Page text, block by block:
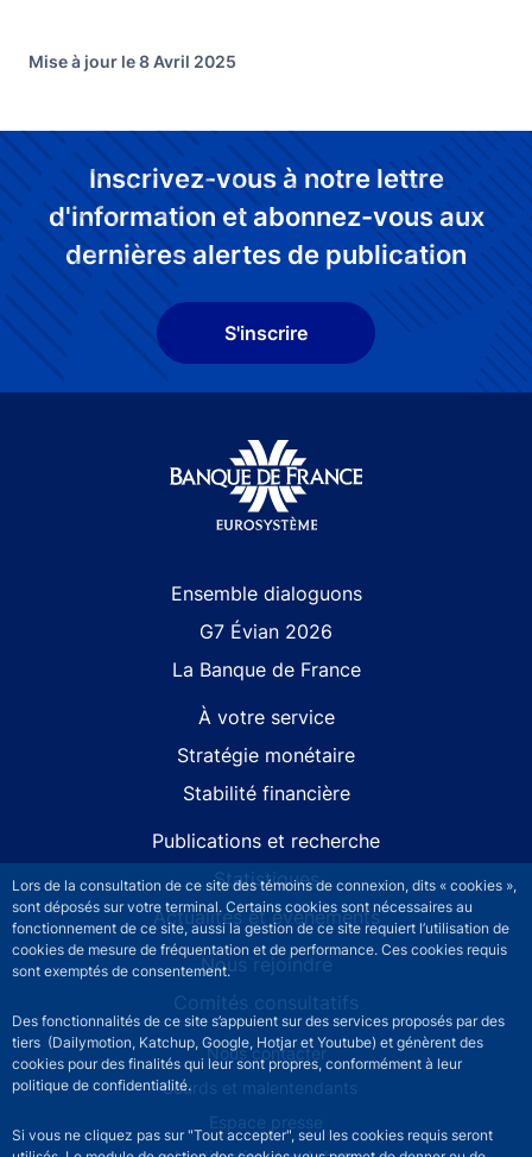
Lors de la consultation de ce site des témoins de connexion, dits « cookies »,
sont déposés sur votre terminal. Certains cookies sont nécessaires au
fonctionnement de ce site, aussi la gestion de ce site requiert l’utilisation de
cookies de mesure de fréquentation et de performance. Ces cookies requis
sont exemptés de consentement.
Des fonctionnalités de ce site s’appuient sur des services proposés par des
tiers (Dailymotion, Katchup, Google, Hotjar et Youtube) et génèrent des
cookies pour des finalités qui leur sont propres, conformément à leur
politique de confidentialité.
Si vous ne cliquez pas sur "Tout accepter", seul les cookies requis seront
Mise à jour le 8 Avril 2025
Inscrivez-vous à notre lettre
d'information et abonnez-vous aux
dernières alertes de publication
S'inscrire
Ensemble dialoguons
G7 Évian 2026
La Banque de France
À votre service
Stratégie monétaire
Stabilité financière
Publications et recherche
Statistiques
Actualités et événements
Nous rejoindre
Comités consultatifs
Footer secondary menuNous contacter
Sourds et malentendants
Espace presse